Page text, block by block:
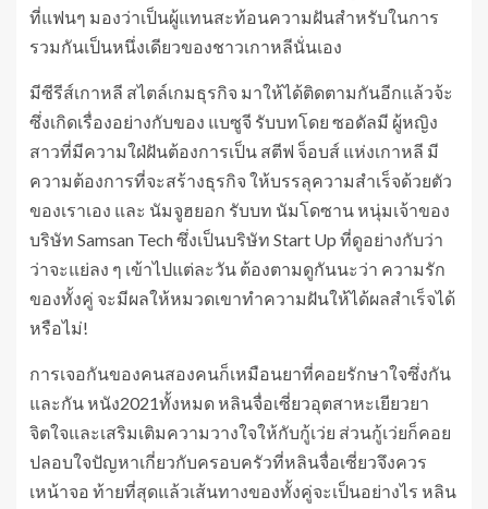
ที่แฟนๆ มองว่าเป็นผู้แทนสะท้อนความฝันสำหรับในการ
รวมกันเป็นหนึ่งเดียวของชาวเกาหลีนั่นเอง
มีซีรีส์เกาหลี สไตล์เกมธุรกิจ มาให้ได้ติดตามกันอีกแล้วจ้ะ
ซึ่งเกิดเรื่องอย่างกับของ แบซูจี รับบทโดย ซอดัลมี ผู้หญิง
สาวที่มีความใฝ่ฝันต้องการเป็น สตีฟ จ็อบส์ แห่งเกาหลี มี
ความต้องการที่จะสร้างธุรกิจ ให้บรรลุความสำเร็จด้วยตัว
ของเราเอง และ นัมจูฮยอก รับบท นัมโดซาน หนุ่มเจ้าของ
บริษัท Samsan Tech ซึ่งเป็นบริษัท Start Up ที่ดูอย่างกับว่า
ว่าจะแย่ลง ๆ เข้าไปแต่ละวัน ต้องตามดูกันนะว่า ความรัก
ของทั้งคู่ จะมีผลให้หมวดเขาทำความฝันให้ได้ผลสำเร็จได้
หรือไม่!
การเจอกันของคนสองคนก็เหมือนยาที่คอยรักษาใจซึ่งกัน
และกัน หนัง2021ทั้งหมด หลินจื่อเซี่ยวอุตสาหะเยียวยา
จิตใจและเสริมเติมความวางใจให้กับกู้เว่ย ส่วนกู้เว่ยก็คอย
ปลอบใจปัญหาเกี่ยวกับครอบครัวที่หลินจื่อเซี่ยวจึงควร
เหน้าจอ ท้ายที่สุดแล้วเส้นทางของทั้งคู่จะเป็นอย่างไร หลิน